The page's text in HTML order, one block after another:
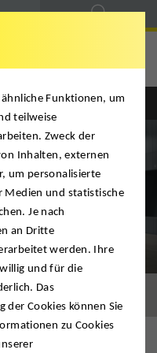
Funktionen, um
teilweise
Zweck der
Inhalten, externen
um personalisierte
Medien und statistische
Je nach
an Dritte
werden. Ihre
und für die
Das
der Cookies können Sie
zu Cookies